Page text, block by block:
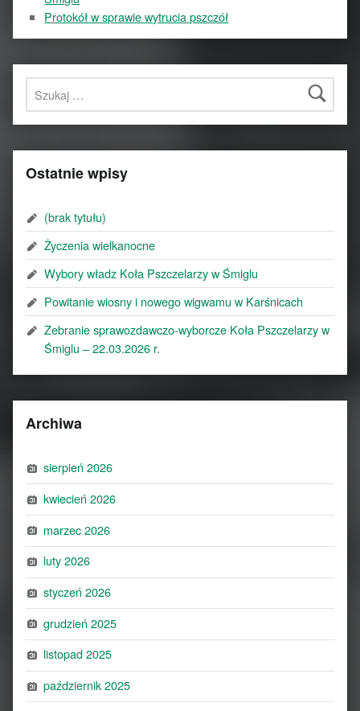
Protokół w sprawie wytrucia pszczół
Szukaj:
Ostatnie wpisy
(brak tytułu)
Życzenia wielkanocne
Wybory władz Koła Pszczelarzy w Śmiglu
Powitanie wiosny i nowego wigwamu w Karśnicach
Zebranie sprawozdawczo-wyborcze Koła Pszczelarzy w
Śmiglu – 22.03.2026 r.
Archiwa
sierpień 2026
kwiecień 2026
marzec 2026
luty 2026
styczeń 2026
grudzień 2025
listopad 2025
październik 2025